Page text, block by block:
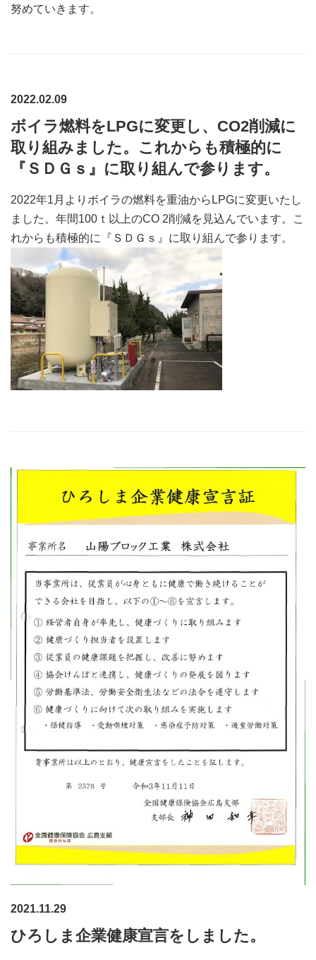
努めていきます。
2022.02.09
ボイラ燃料をLPGに変更し、CO2削減に
取り組みました。これからも積極的に
『ＳＤＧｓ』に取り組んで参ります。
2022年1月よりボイラの燃料を重油からLPGに変更いたし
ました。年間100ｔ以上のCO 2削減を見込んでいます。こ
れからも積極的に『ＳＤＧｓ』に取り組んで参ります。
2021.11.29
ひろしま企業健康宣言をしました。